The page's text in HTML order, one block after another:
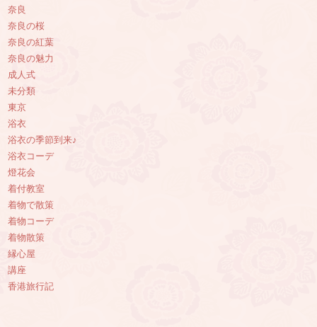
奈良
奈良の桜
奈良の紅葉
奈良の魅力
成人式
未分類
東京
浴衣
浴衣の季節到来♪
浴衣コーデ
燈花会
着付教室
着物で散策
着物コーデ
着物散策
縁心屋
講座
香港旅行記